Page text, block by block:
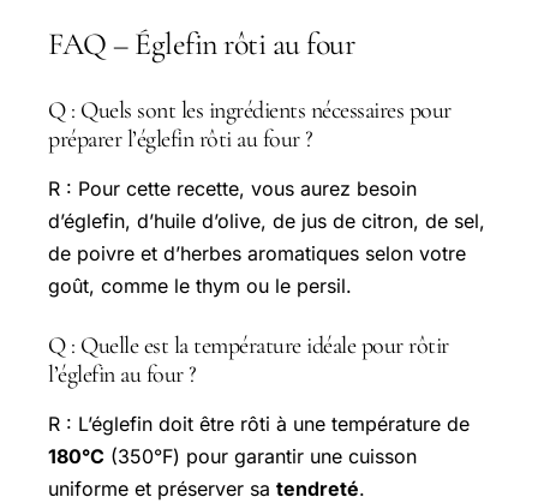
FAQ – Églefin rôti au four
Q : Quels sont les ingrédients nécessaires pour
préparer l’églefin rôti au four ?
R : Pour cette recette, vous aurez besoin
d’églefin, d’huile d’olive, de jus de citron, de sel,
de poivre et d’herbes aromatiques selon votre
goût, comme le thym ou le persil.
Q : Quelle est la température idéale pour rôtir
l’églefin au four ?
R : L’églefin doit être rôti à une température de
180°C (350°F) pour garantir une cuisson
uniforme et préserver sa tendreté.